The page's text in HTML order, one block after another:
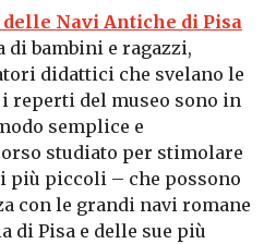
delle Navi Antiche di Pisa
di bambini e ragazzi,
didattici che svelano le
reperti del museo sono in
semplice e
studiato per stimolare
piccoli – che possono
con le grandi navi romane
di Pisa e delle sue più